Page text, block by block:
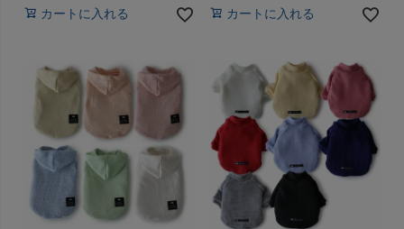
カートに入れる カートに入れる